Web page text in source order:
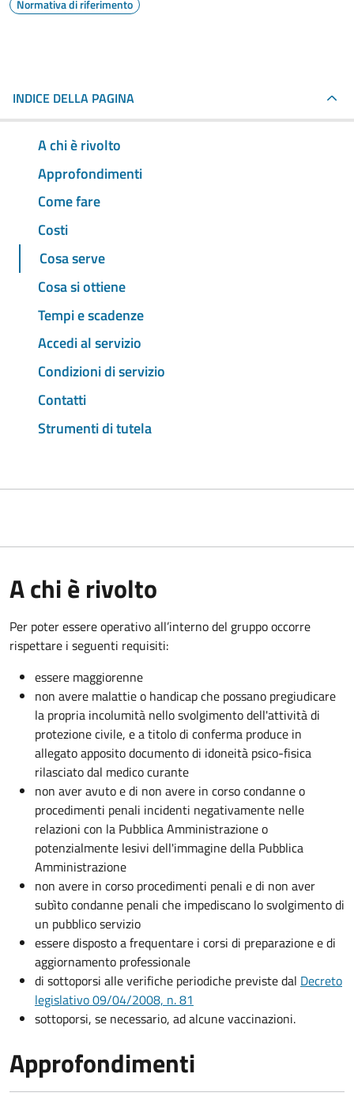
Normativa di riferimento
INDICE DELLA PAGINA
A chi è rivolto
Approfondimenti
Come fare
Costi
Cosa serve
Cosa si ottiene
Tempi e scadenze
Accedi al servizio
Condizioni di servizio
Contatti
Strumenti di tutela
A chi è rivolto
Per poter essere operativo all’interno del gruppo occorre
rispettare i seguenti requisiti:
essere maggiorenne
non avere malattie o handicap che possano pregiudicare
la propria incolumità nello svolgimento dell'attività di
protezione civile, e a titolo di conferma produce in
allegato apposito documento di idoneità psico-fisica
rilasciato dal medico curante
non aver avuto e di non avere in corso condanne o
procedimenti penali incidenti negativamente nelle
relazioni con la Pubblica Amministrazione o
potenzialmente lesivi dell'immagine della Pubblica
Amministrazione
non avere in corso procedimenti penali e di non aver
subìto condanne penali che impediscano lo svolgimento di
un pubblico servizio
essere disposto a frequentare i corsi di preparazione e di
aggiornamento professionale
di sottoporsi alle verifiche periodiche previste dal Decreto
legislativo 09/04/2008, n. 81
sottoporsi, se necessario, ad alcune vaccinazioni.
Approfondimenti